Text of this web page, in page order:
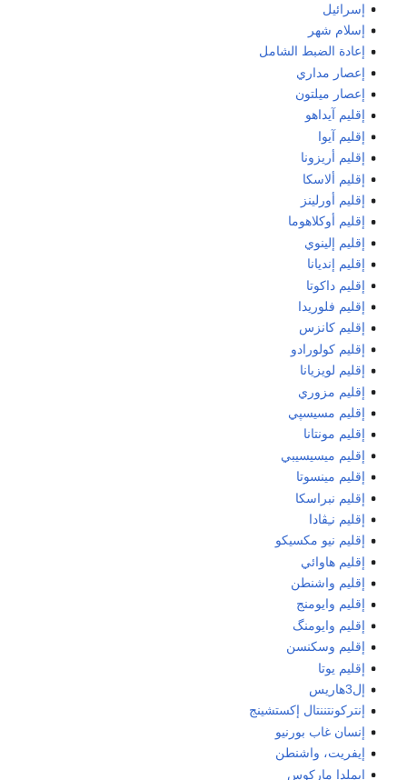
إسرائيل
إسلام شهر
إعادة الضبط الشامل
إعصار مداري
إعصار ميلتون
إقليم آيداهو
إقليم آيوا
إقليم أريزونا
إقليم ألاسكا
إقليم أورلينز
إقليم أوكلاهوما
إقليم إلينوي
إقليم إنديانا
إقليم داكوتا
إقليم فلوريدا
إقليم كانزس
إقليم كولورادو
إقليم لويزيانا
إقليم مزوري
إقليم مسيسپي
إقليم مونتانا
إقليم ميسيسيبي
إقليم مينسوتا
إقليم نبراسكا
إقليم نـِڤادا
إقليم نيو مكسيكو
إقليم هاوائي
إقليم واشنطن
إقليم وايومنج
إقليم وايومنگ
إقليم وسكنسن
إقليم يوتا
إل3هاريس
إنتركونتننتال إكستشينج
إنسان غاب بورنيو
إيفريت، واشنطن
إيملدا ماركوس